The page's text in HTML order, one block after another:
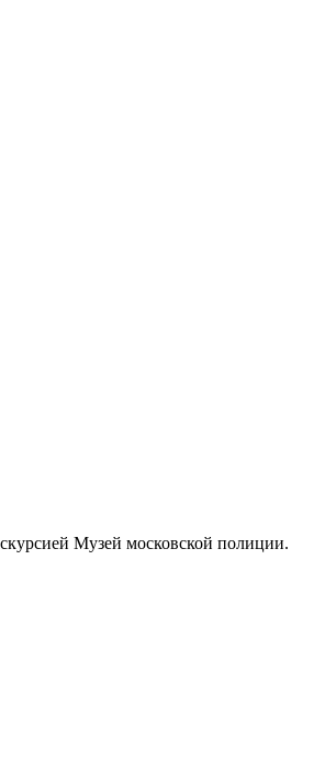
Музей московской полиции.